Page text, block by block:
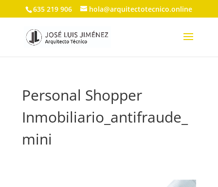
635 219 906 hola@arquitectotecnico.online
Personal Shopper
Inmobiliario_antifraude_
mini